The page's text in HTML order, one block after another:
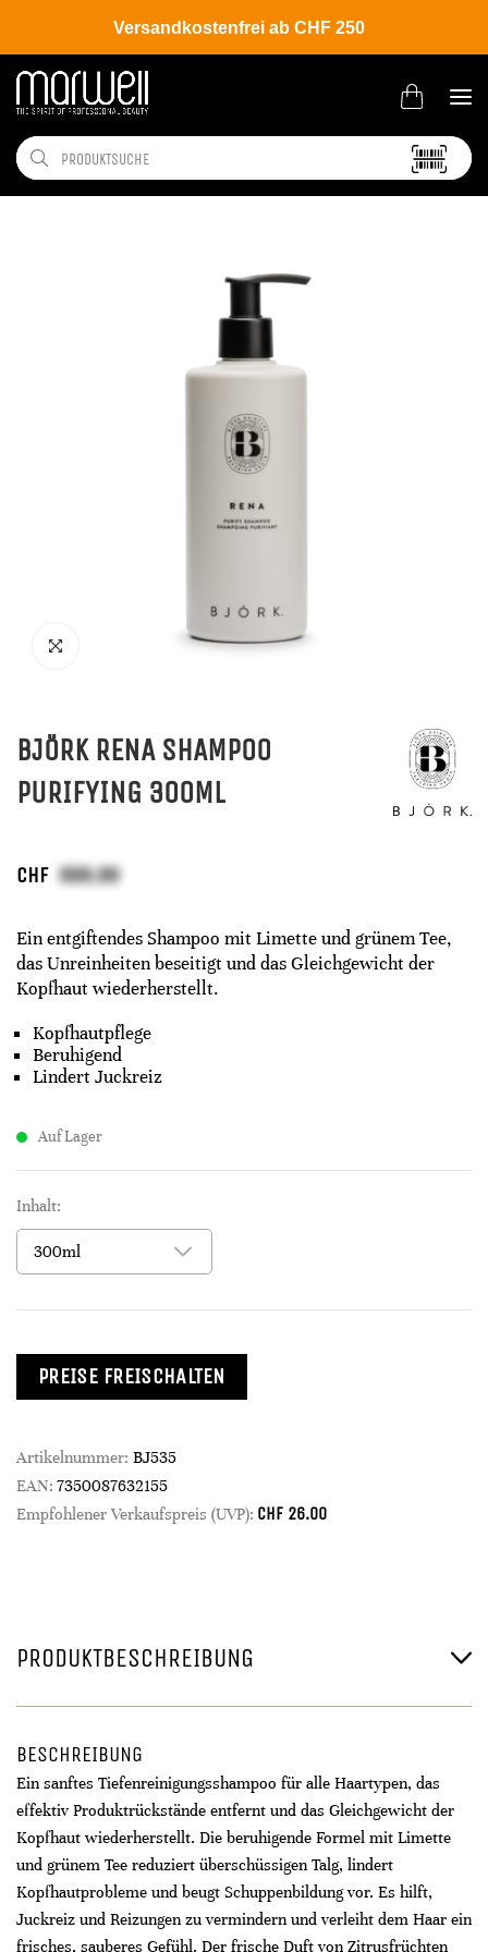
Versandkostenfrei ab CHF 250
Shop Brands Björk Rena
BJÖRK RENA SHAMPOO
PURIFYING 300ML
CHF
Ein entgiftendes Shampoo mit Limette und grünem Tee,
das Unreinheiten beseitigt und das Gleichgewicht der
Kopfhaut wiederherstellt.
Kopfhautpflege
Beruhigend
Lindert Juckreiz
Auf Lager
Inhalt:
PREISE FREISCHALTEN
Artikelnummer: BJ535
EAN: 7350087632155
Empfohlener Verkaufspreis (UVP): CHF 26.00
PRODUKTBESCHREIBUNG
BESCHREIBUNG
Ein sanftes Tiefenreinigungsshampoo für alle Haartypen, das
effektiv Produktrückstände entfernt und das Gleichgewicht der
Kopfhaut wiederherstellt. Die beruhigende Formel mit Limette
und grünem Tee reduziert überschüssigen Talg, lindert
Kopfhautprobleme und beugt Schuppenbildung vor. Es hilft,
Juckreiz und Reizungen zu vermindern und verleiht dem Haar ein
frisches, sauberes Gefühl. Der frische Duft von Zitrusfrüchten